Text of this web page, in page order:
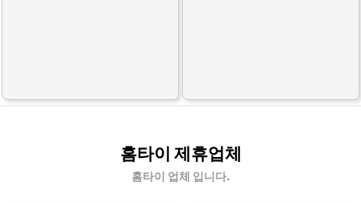
홈타이 제휴업체
홈타이 업체 입니다.